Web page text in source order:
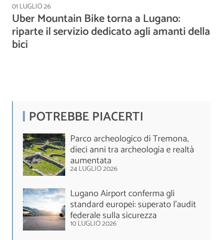
01 LUGLIO 26
Uber Mountain Bike torna a Lugano:
riparte il servizio dedicato agli amanti della
bici
POTREBBE PIACERTI
Parco archeologico di Tremona,
dieci anni tra archeologia e realtà
aumentata
24 LUGLIO 2026
Lugano Airport conferma gli
standard europei: superato l'audit
federale sulla sicurezza
10 LUGLIO 2026